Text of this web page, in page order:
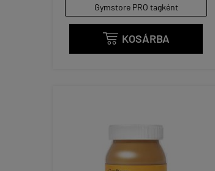
Gymstore PRO tagként
 KOSÁRBA